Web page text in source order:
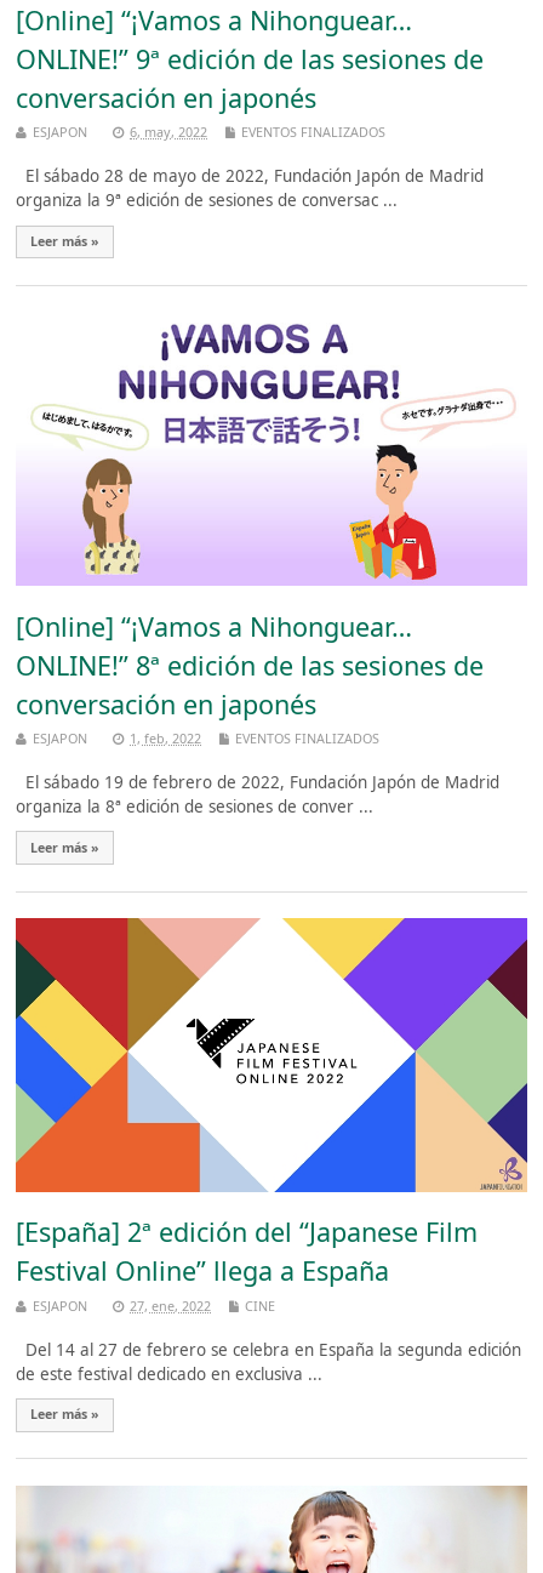
[Online] “¡Vamos a Nihonguear…
ONLINE!” 9ª edición de las sesiones de
conversación en japonés
ESJAPON 6, may, 2022 EVENTOS FINALIZADOS
El sábado 28 de mayo de 2022, Fundación Japón de Madrid
organiza la 9ª edición de sesiones de conversac ...
Leer más »
[Online] “¡Vamos a Nihonguear…
ONLINE!” 8ª edición de las sesiones de
conversación en japonés
ESJAPON 1, feb, 2022 EVENTOS FINALIZADOS
El sábado 19 de febrero de 2022, Fundación Japón de Madrid
organiza la 8ª edición de sesiones de conver ...
Leer más »
[España] 2ª edición del “Japanese Film
Festival Online” llega a España
ESJAPON 27, ene, 2022 CINE
Del 14 al 27 de febrero se celebra en España la segunda edición
de este festival dedicado en exclusiva ...
Leer más »